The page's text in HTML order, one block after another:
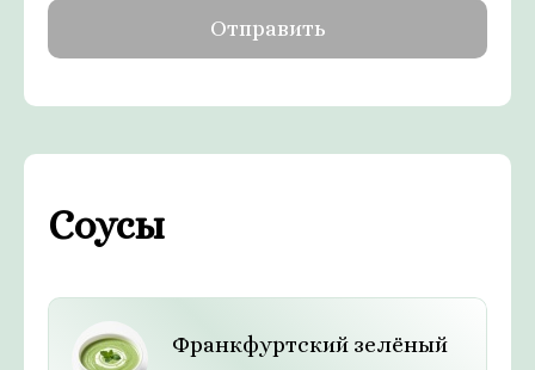
Соусы
Франкфуртский зелёный